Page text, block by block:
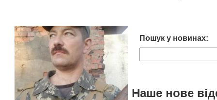
Пошук у новинах:
Наше нове